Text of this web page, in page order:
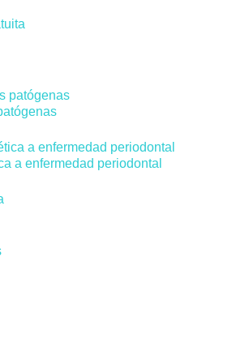
a enfermedad periodontal